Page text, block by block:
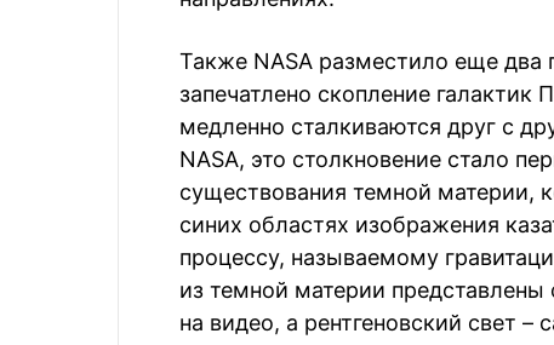
Также NASA разместило еще
запечатлено скопление галактик
медленно сталкиваются друг с
NASA, это столкновение стало
существования темной материи,
синих областях изображения
процессу, называемому
из темной материи
на видео, а рентгеновский свет